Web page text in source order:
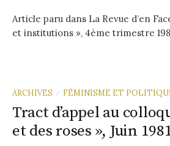
Article paru dans La Revue d’en
et institutions », 4ème trimestre
ARCHIVES / FÉMINISME ET
Tract d’appel au
et des roses », Juin